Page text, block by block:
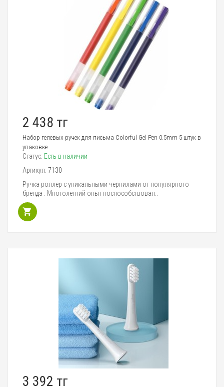
2 438 тг
Набор гелевых ручек для письма Colorful Gel Pen 0.5mm 5 штук в
упаковке
Статус: Есть в наличии
Артикул: 7130
Ручка роллер с уникальными чернилами от популярного
бренда . Многолетний опыт поспособствовал..
3 392 тг